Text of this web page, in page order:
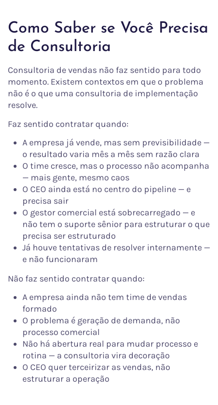
Como Saber se Você Precisa
de Consultoria
Consultoria de vendas não faz sentido para todo
momento. Existem contextos em que o problema
não é o que uma consultoria de implementação
resolve.
Faz sentido contratar quando:
A empresa já vende, mas sem previsibilidade —
o resultado varia mês a mês sem razão clara
O time cresce, mas o processo não acompanha
— mais gente, mesmo caos
O CEO ainda está no centro do pipeline — e
precisa sair
O gestor comercial está sobrecarregado — e
não tem o suporte sênior para estruturar o que
precisa ser estruturado
Já houve tentativas de resolver internamente —
e não funcionaram
Não faz sentido contratar quando:
A empresa ainda não tem time de vendas
formado
O problema é geração de demanda, não
processo comercial
Não há abertura real para mudar processo e
rotina — a consultoria vira decoração
O CEO quer terceirizar as vendas, não
estruturar a operação